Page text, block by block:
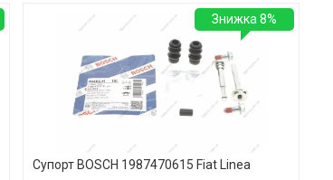
Супорт BOSCH 1987470615 Fiat Linea
Знижка 8%